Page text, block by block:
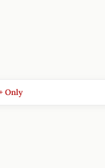
Only